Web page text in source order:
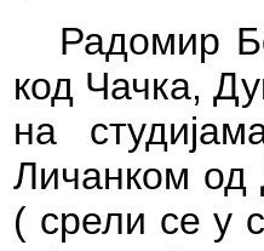
Радомир
код Чачка,
на
Личанком од
( срели се у